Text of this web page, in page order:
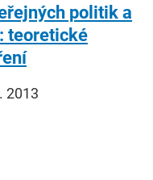
politik a
teoretické
2013